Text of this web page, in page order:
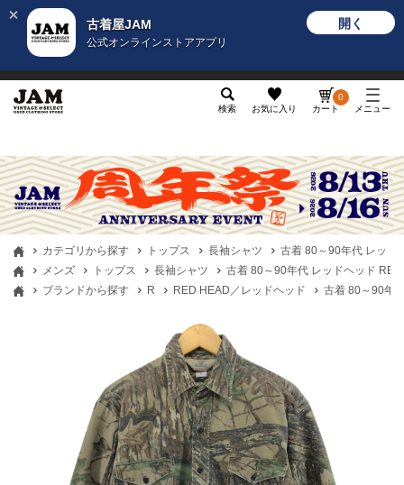
古着屋JAM
公式オンラインストアアプリ
開く
検索 お気に入り カート
0
メニュー
カテゴリから探す トップス 長袖シャツ
古着 80～90年代 レッド
メンズ
トップス 長袖シャツ
古着 80～90年代 レッドヘッド
ブランドから探す
R RED HEAD／レッドヘッド 古着 80～90年